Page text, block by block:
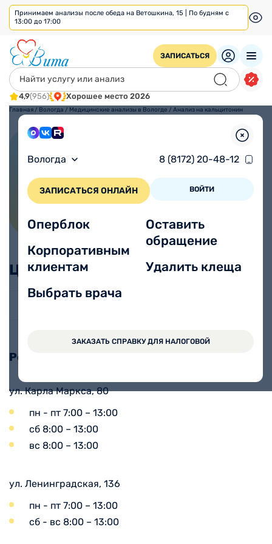
Принимаем анализы после обеда на Ветошкина, 15 | По будням с
13:00 до 17:00
ЗАПИСАТЬСЯ
4,9(956) Хорошее место 2026
Вологда 8 (8172) 20-48-12
ЗАПИСАТЬСЯ ОНЛАЙН ВОЙТИ
Оперблок
Корпоративным
клиентам
Выбрать врача
Оставить
обращение
Удалить клеща
ЗАКАЗАТЬ СПРАВКУ ДЛЯ НАЛОГОВОЙ
Главная / Вологда / Медицинские анализы в Вологде / Анализ на кальцитонин
Цены
Режим взятия анализов:
ул. Карла Маркса, 80
пн - пт 7:00 – 13:00
сб 8:00 – 13:00
вс 8:00 – 13:00
ул. Ленинградская, 136
пн - пт 7:00 – 13:00
сб - вс 8:00 – 13:00